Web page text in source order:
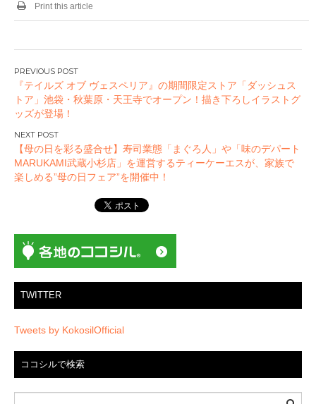
Print this article
投
稿
ナ
ビ
ゲ
ー
シ
『テイルズ オブ ヴェスペリア』の期間限定ストア「ダッシュス
トア」池袋・秋葉原・天王寺でオープン！描き下ろしイラストグ
ッズが登場！
【母の日を彩る盛合せ】寿司業態「まぐろ人」や「味のデパート
MARUKAMI武蔵小杉店」を運営するティーケーエスが、家族で
楽しめる”母の日フェア”を開催中！
TWITTER
Tweets by KokosilOfficial
ココシルで検索